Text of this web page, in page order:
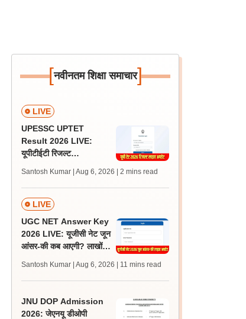
[नवीनतम शिक्षा समाचार]
LIVE
UPESSC UPTET
Result 2026 LIVE:
यूपीटीईटी रिजल्ट
जल्द, जानें लेटेस्ट अपडेट,
पासिंग मार्क्स
Santosh Kumar | Aug 6, 2026 | 2 mins read
LIVE
UGC NET Answer Key
2026 LIVE: यूजीसी नेट जून
आंसर-की कब आएगी? लाखों
Santosh Kumar | Aug 6, 2026 | 11 mins read
JNU DOP Admission
2026: जेएनयू डीओपी